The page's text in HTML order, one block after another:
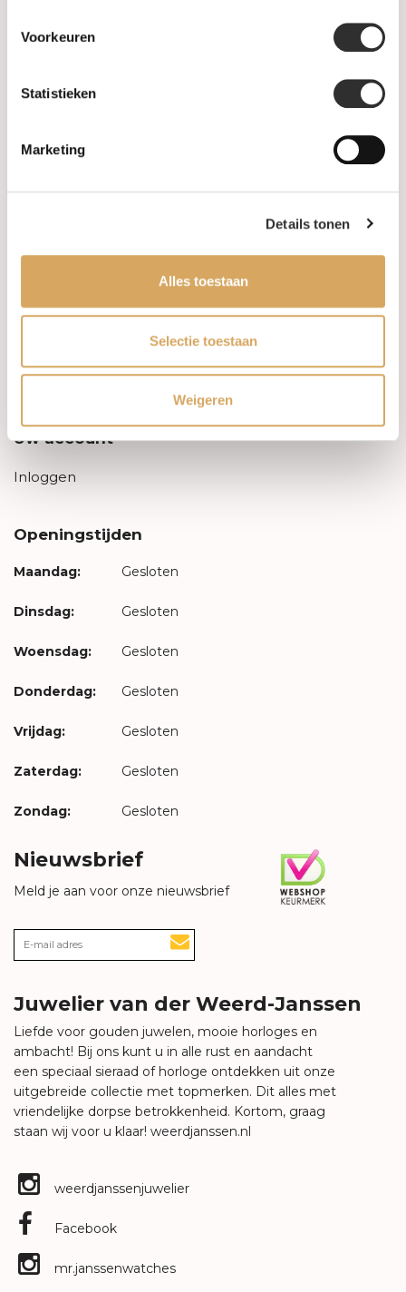
Voorkeuren
Statistieken
Marketing
Details tonen
Alles toestaan
Selectie toestaan
Weigeren
Leveringsvoorwaarden
Privacy Policy
Uw account
Inloggen
Openingstijden
Maandag: Gesloten
Dinsdag: Gesloten
Woensdag: Gesloten
Donderdag: Gesloten
Vrijdag: Gesloten
Zaterdag: Gesloten
Zondag: Gesloten
Nieuwsbrief
Meld je aan voor onze nieuwsbrief
Juwelier van der Weerd-Janssen
Liefde voor gouden juwelen, mooie horloges en
ambacht! Bij ons kunt u in alle rust en aandacht
een speciaal sieraad of horloge ontdekken uit onze
uitgebreide collectie met topmerken. Dit alles met
vriendelijke dorpse betrokkenheid. Kortom, graag
staan wij voor u klaar! weerdjanssen.nl
weerdjanssenjuwelier
Facebook
mr.janssenwatches